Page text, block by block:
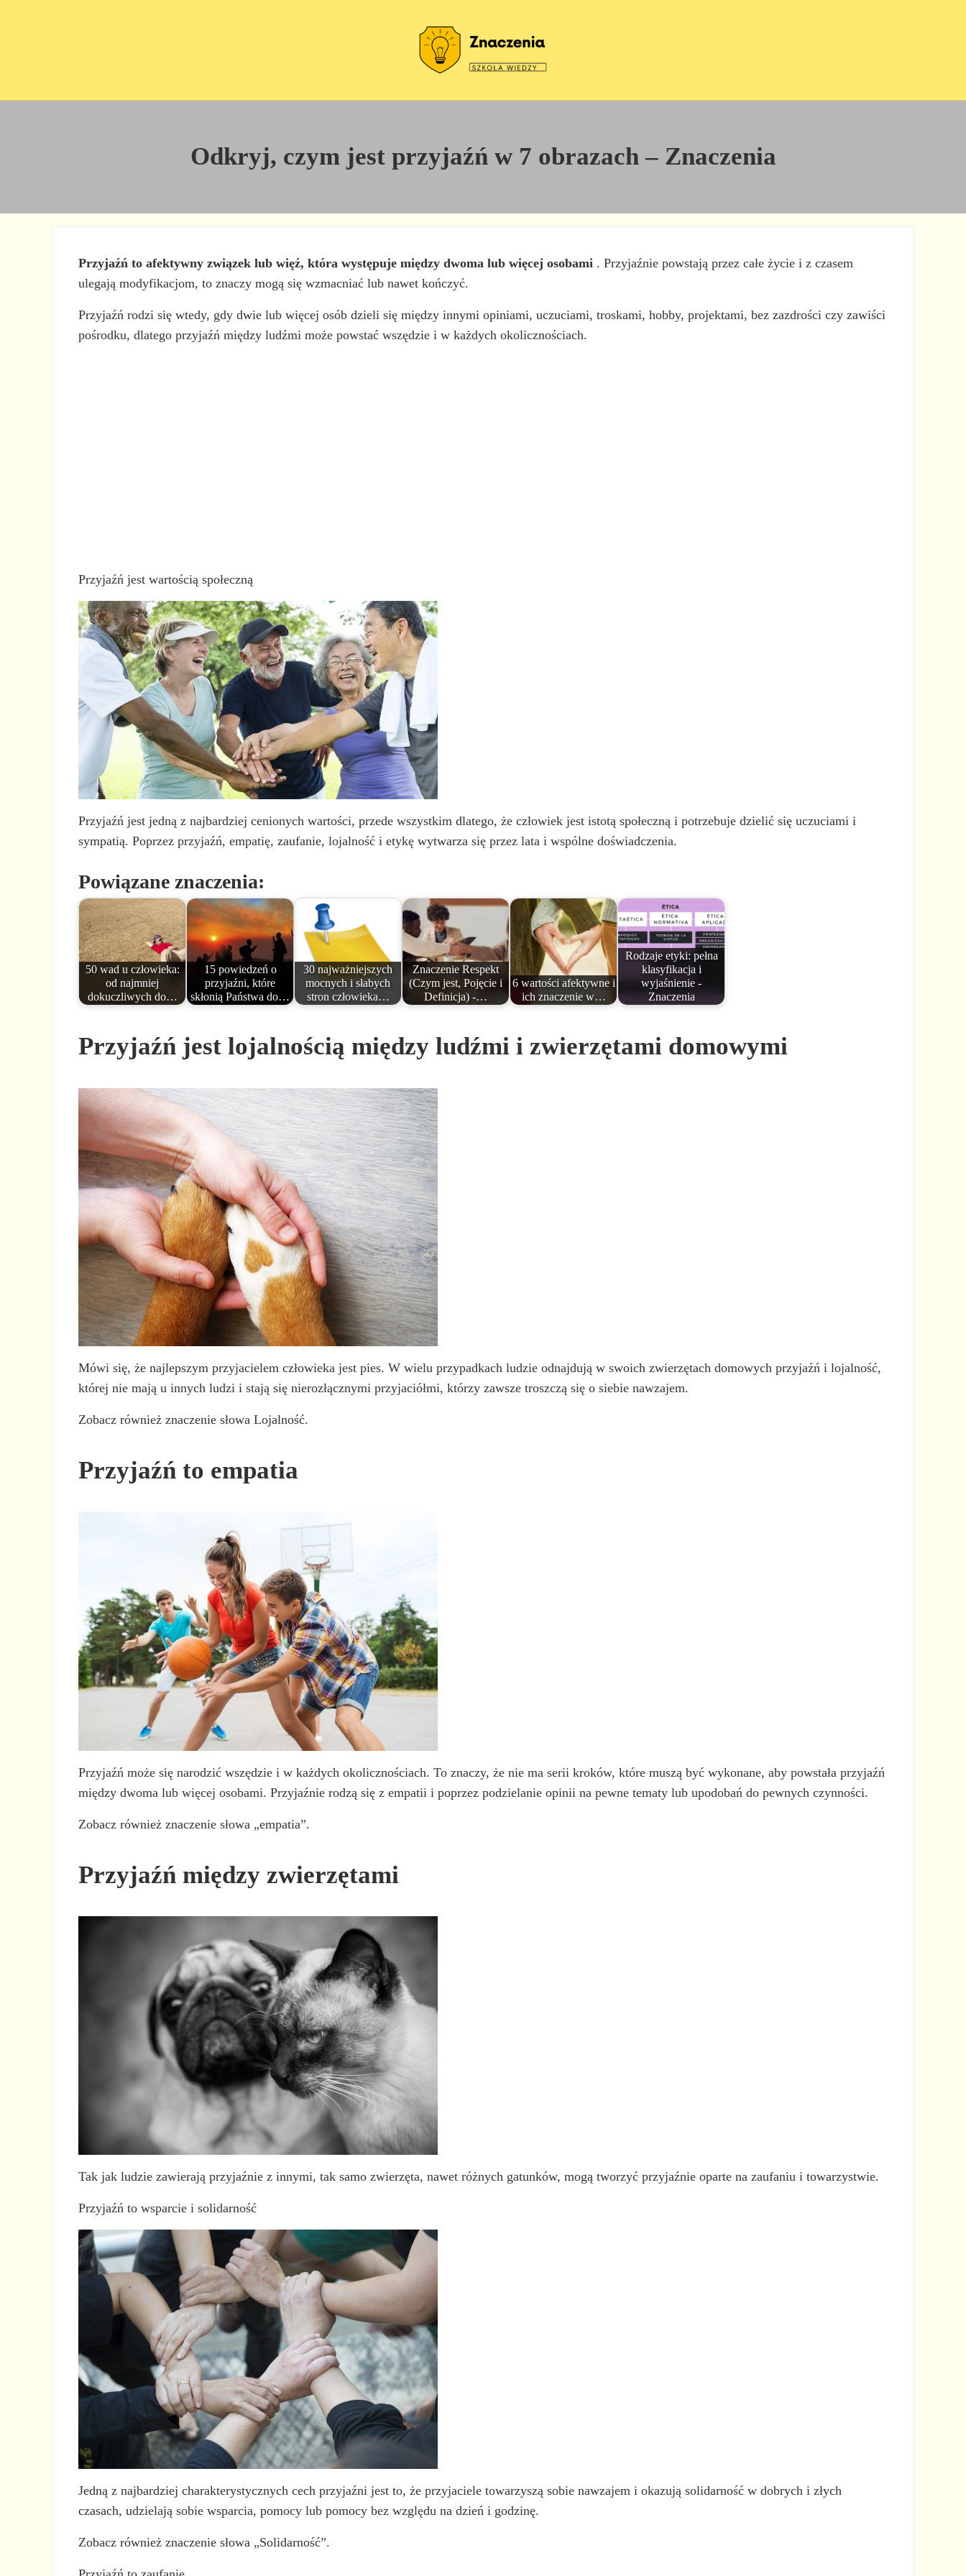
Odkryj, czym jest przyjaźń w 7 obrazach – Znaczenia
Przyjaźń to afektywny związek lub więź, która występuje między dwoma lub więcej osobami . Przyjaźnie powstają przez całe życie i z czasem
ulegają modyfikacjom, to znaczy mogą się wzmacniać lub nawet kończyć.
Przyjaźń rodzi się wtedy, gdy dwie lub więcej osób dzieli się między innymi opiniami, uczuciami, troskami, hobby, projektami, bez zazdrości czy zawiści
pośrodku, dlatego przyjaźń między ludźmi może powstać wszędzie i w każdych okolicznościach.
Przyjaźń jest wartością społeczną
Przyjaźń jest jedną z najbardziej cenionych wartości, przede wszystkim dlatego, że człowiek jest istotą społeczną i potrzebuje dzielić się uczuciami i
sympatią. Poprzez przyjaźń, empatię, zaufanie, lojalność i etykę wytwarza się przez lata i wspólne doświadczenia.
Powiązane znaczenia:
50 wad u człowieka:
od najmniej
dokuczliwych do…
15 powiedzeń o
przyjaźni, które
skłonią Państwa do…
30 najważniejszych
mocnych i słabych
stron człowieka…
Znaczenie Respekt
(Czym jest, Pojęcie i
Definicja) -…
6 wartości afektywne i
ich znaczenie w…
Rodzaje etyki: pełna
klasyfikacja i
wyjaśnienie -
Znaczenia
Przyjaźń jest lojalnością między ludźmi i zwierzętami domowymi
Mówi się, że najlepszym przyjacielem człowieka jest pies. W wielu przypadkach ludzie odnajdują w swoich zwierzętach domowych przyjaźń i lojalność,
której nie mają u innych ludzi i stają się nierozłącznymi przyjaciółmi, którzy zawsze troszczą się o siebie nawzajem.
Zobacz również znaczenie słowa Lojalność.
Przyjaźń to empatia
Przyjaźń może się narodzić wszędzie i w każdych okolicznościach. To znaczy, że nie ma serii kroków, które muszą być wykonane, aby powstała przyjaźń
między dwoma lub więcej osobami. Przyjaźnie rodzą się z empatii i poprzez podzielanie opinii na pewne tematy lub upodobań do pewnych czynności.
Zobacz również znaczenie słowa „empatia”.
Przyjaźń między zwierzętami
Tak jak ludzie zawierają przyjaźnie z innymi, tak samo zwierzęta, nawet różnych gatunków, mogą tworzyć przyjaźnie oparte na zaufaniu i towarzystwie.
Przyjaźń to wsparcie i solidarność
Jedną z najbardziej charakterystycznych cech przyjaźni jest to, że przyjaciele towarzyszą sobie nawzajem i okazują solidarność w dobrych i złych
czasach, udzielają sobie wsparcia, pomocy lub pomocy bez względu na dzień i godzinę.
Zobacz również znaczenie słowa „Solidarność”.